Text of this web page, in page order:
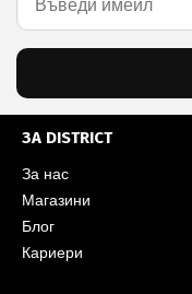
ЗА DISTRICT
За нас
Магазини
Блог
Кариери